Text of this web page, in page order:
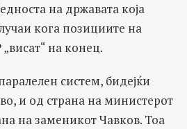
на државата која
кога позициите на
на конец.
систем, бидејќи
и од страна на министерот
на заменикот Чавков. Тоа